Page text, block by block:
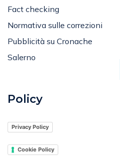
Fact checking
Normativa sulle correzioni
Pubblicità su Cronache
Salerno
Policy
Privacy Policy
Cookie Policy